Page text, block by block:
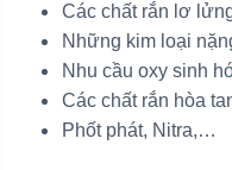
Các chất rắn lơ
Những kim loại
Nhu cầu oxy sinh
Các chất rắn hòa
Phốt phát, Nitra,…